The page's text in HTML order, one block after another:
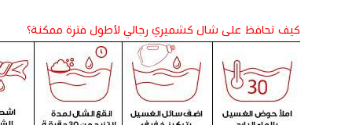
كيف تحافظ على شال كشميري رجالي لأطول فترة ممكنة؟